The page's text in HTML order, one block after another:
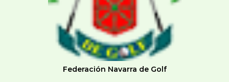
Federación Navarra de Golf